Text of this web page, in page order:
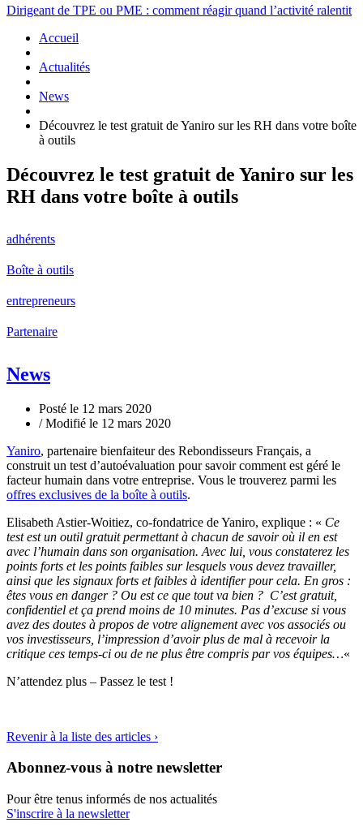
Dirigeant de TPE ou PME : comment réagir quand l’activité ralentit
Accueil
Actualités
News
Découvrez le test gratuit de Yaniro sur les RH dans votre boîte
à outils
Découvrez le test gratuit de Yaniro sur les
RH dans votre boîte à outils
adhérents
Boîte à outils
entrepreneurs
Partenaire
News
Posté le 12 mars 2020
/ Modifié le 12 mars 2020
Yaniro, partenaire bienfaiteur des Rebondisseurs Français, a
construit un test d’autoévaluation pour savoir comment est géré le
facteur humain dans votre entreprise. Vous le trouverez parmi les
offres exclusives de la boîte à outils.
Elisabeth Astier-Woitiez, co-fondatrice de Yaniro, explique : « Ce
test est un outil gratuit permettant à chacun de savoir où il en est
avec l’humain dans son organisation. Avec lui, vous constaterez les
points forts et les points faibles sur lesquels vous devez travailler,
ainsi que les signaux forts et faibles à identifier pour cela. En gros :
êtes vous en danger ? Ou est ce que tout va bien ? C’est gratuit,
confidentiel et ça prend moins de 10 minutes. Pas d’excuse si vous
avez des doutes à propos de votre alignement avec vos associés ou
vos investisseurs, l’impression d’avoir plus de mal à recevoir la
critique ces temps-ci ou de ne plus être compris par vos équipes…«
N’attendez plus – Passez le test !
Revenir à la liste des articles ›
Abonnez-vous à notre newsletter
Pour être tenus informés de nos actualités
S'inscrire à la newsletter